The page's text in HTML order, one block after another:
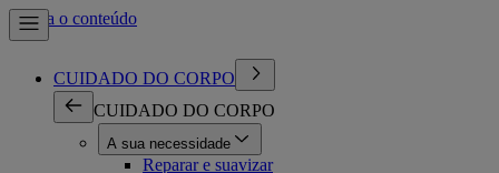
Ir para o conteúdo
CUIDADO DO CORPO
CUIDADO DO CORPO
A sua necessidade
Reparar e suavizar